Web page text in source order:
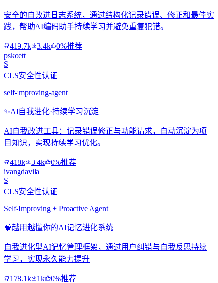
安全的自改进日志系统，通过结构化记录错误、修正和最佳实
践，帮助AI编码助手持续学习并避免重复犯错。
419.7k 3.4k
0%推荐
pskoett
S
CLS安全性认证
self-improving-agent
✨AI自我进化·持续学习沉淀
AI自我改进工具：记录错误修正与功能请求，自动沉淀为项
目知识，实现持续学习优化。
418k 3.4k
0%推荐
ivangdavila
S
CLS安全性认证
Self-Improving + Proactive Agent
🧠越用越懂你的AI记忆进化系统
自我进化型AI记忆管理框架，通过用户纠错与自我反思持续
学习，实现永久能力提升
178.1k 1k
0%推荐